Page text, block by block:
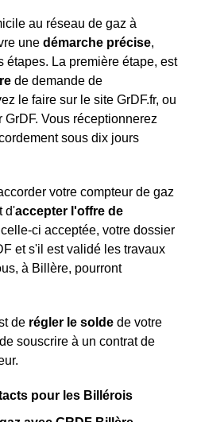
au réseau de gaz à
une démarche précise,
étapes. La première étape, est
de demande de
le faire sur le site GrDF.fr, ou
Vous réceptionnerez
sous dix jours
votre compteur de gaz
d'accepter l'offre de
ci acceptée, votre dossier
et s'il est validé les travaux
à Billère, pourront
de régler le solde de votre
souscrire à un contrat de
pour les Billérois